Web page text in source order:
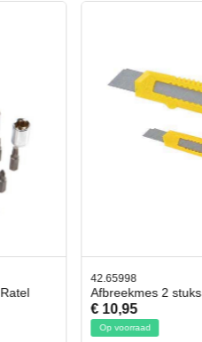
42.65998
Afbreekmes 2 stuks
€ 10,95
Op voorraad